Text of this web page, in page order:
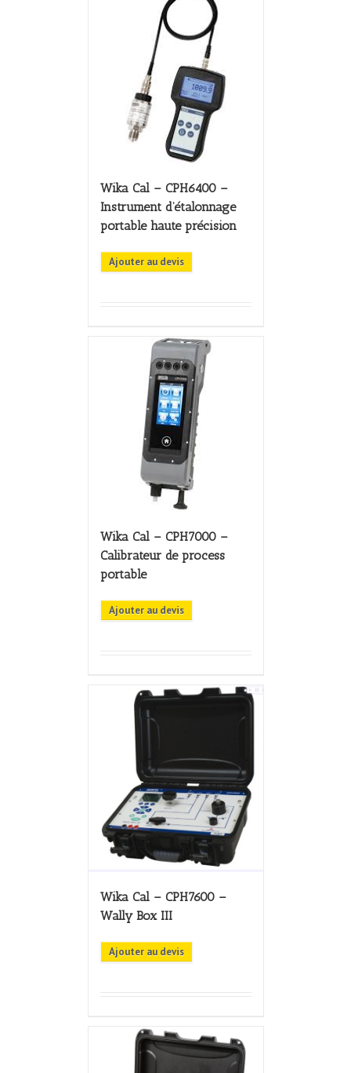
Wika Cal – CPH6400 –
Instrument d’étalonnage
portable haute précision
Ajouter au devis
Wika Cal – CPH7000 –
Calibrateur de process
portable
Ajouter au devis
Wika Cal – CPH7600 –
Wally Box III
Ajouter au devis